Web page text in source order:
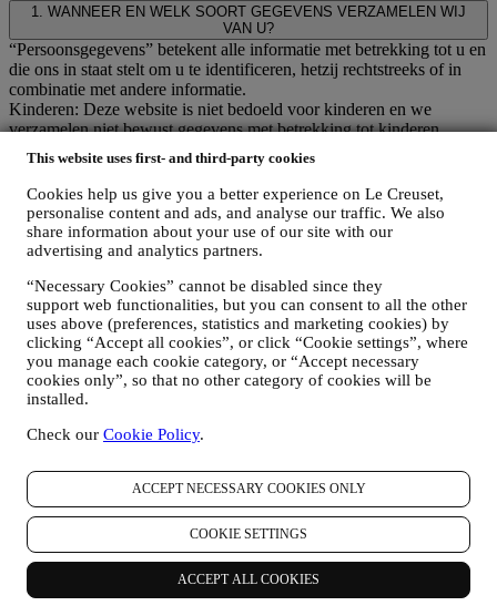
This website uses first- and third-party cookies
Cookies help us give you a better experience on Le Creuset,
personalise content and ads, and analyse our traffic. We also
share information about your use of our site with our
advertising and analytics partners.
“Necessary Cookies” cannot be disabled since they
support web functionalities, but you can consent to all the other
uses above (preferences, statistics and marketing cookies) by
clicking “Accept all cookies”, or click “Cookie settings”, where
you manage each cookie category, or “Accept necessary
cookies only”, so that no other category of cookies will be
installed.
Check our Cookie Policy.
ACCEPT NECESSARY COOKIES ONLY
COOKIE SETTINGS
ACCEPT ALL COOKIES
1. WANNEER EN WELK SOORT GEGEVENS VERZAMELEN WIJ
VAN U?
“Persoonsgegevens” betekent alle informatie met betrekking tot u en
die ons in staat stelt om u te identificeren, hetzij rechtstreeks of in
combinatie met andere informatie.
Kinderen: Deze website is niet bedoeld voor kinderen en we
verzamelen niet bewust gegevens met betrekking tot kinderen.
Wij kunnen persoonsgegevens van u verzamelen wanneer u onze
website gebruikt (de "Website"), een Le Creuset-account aanmaakt,
een Le Creuset-product koopt op de Website of in onze Le Creuset
Winkels (Signature Boutiques en Outlet Winkels) of wanneer u zich
aanmeldt voor onze marketingcommunicatie. De persoonsgegevens
kunnen betrekking hebben op:
Naam, voornaam, e-mailadres, geboortedatum en andere
contactgegevens (adres, telefoonnummer), om een Le
Creuset-account aan te maken of als gastgebruiker te kopen,
of om u aan te melden voor onze marketingcommunicatie
online of in onze winkels;
uw aankoopgegevens, bijvoorbeeld datum en tijdstip van
aankoop, leveringsgegevens, product- en betalingsgegevens,
voor het beheer van uw bestellingen;
gegevens over uw online browsegeschiedenis (bv. online-
besturingssysteem, duur van het bezoek, terugkerende
gebruiker, geografische oorsprong), verzameld tijdens uw
bezoeken aan de Website (ongeacht of u een geregistreerde
gebruiker bent of niet), door gebruik te maken van logs en/of
traceringstechnologieën zoals “cookies” (voor informatie over
het verzamelen van gegevens door middel van cookies, zie